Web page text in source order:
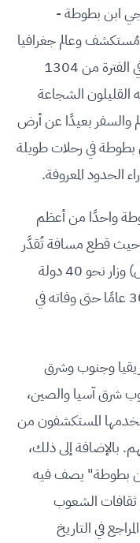
ابن بطوطة -
وعالم جغرافيا
ومُؤرخ مغربي عاش في القرون الوسطى في الفترة من 1304
فيه القليلون الشجاعة
والسفر بعيدًا عن أرض
بطوطة في رحلات طويلة
المعروفة.
واحدًا من أعظم
حيث قطع مسافة تُقدَّر
بحوالي 120000 كيلومتر (75000 ميل) وزار نحو 40 دولة
خلال رحلاته المُذهلة التي استمرت لمدة 30 عامًا حتى وفاته في
وجنوب وشرق
شرق آسيا والصين،
المستكشفون من
بالإضافة إلى ذلك،
بطوطة" يصف فيه
ثقافات الشعوب
في التاريخ